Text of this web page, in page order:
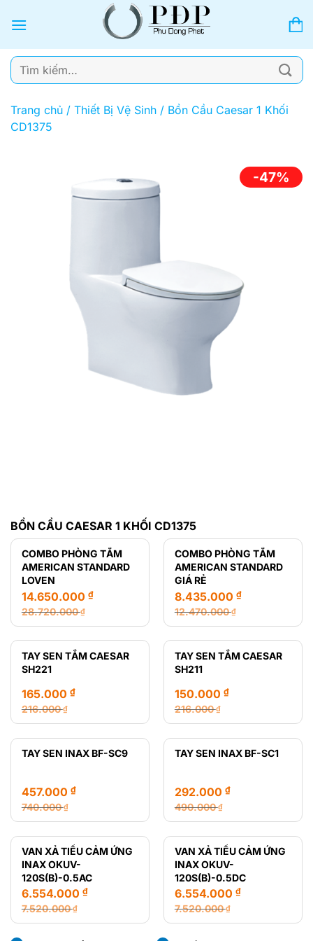
qua
dung
Tìm
kiếm:
Trang chủ / Thiết Bị Vệ Sinh / Bồn Cầu Caesar 1 Khối
CD1375
-47%
BỒN CẦU CAESAR 1 KHỐI CD1375
COMBO PHÒNG TẮM
AMERICAN STANDARD
LOVEN
28.720.000₫
Giá
gốc
là:
28.720.000 ₫.
14.650.000 ₫
Giá
hiện
tại
là:
COMBO PHÒNG TẮM
AMERICAN STANDARD
GIÁ RẺ
12.470.000₫
Giá
gốc
là:
12.470.000 ₫.
8.435.000 ₫
Giá
hiện
tại
là:
TAY SEN TẮM CAESAR
SH221
216.000₫
Giá
gốc
là:
165.000 ₫
Giá
hiện
tại
TAY SEN TẮM CAESAR
SH211
216.000₫
Giá
gốc
là:
150.000 ₫
Giá
hiện
tại
TAY SEN INAX BF-SC9
740.000₫
Giá
gốc
là:
740.000 ₫.
457.000 ₫
Giá
hiện
tại
là:
457.000 ₫.
TAY SEN INAX BF-SC1
490.000₫
Giá
gốc
là:
490.000 ₫.
292.000 ₫
Giá
hiện
tại
là:
292.000 ₫.
VAN XẢ TIỂU CẢM ỨNG
INAX OKUV-
120S(B)-0.5AC
7.520.000₫
Giá
gốc
6.554.000 ₫
Giá
hiện
VAN XẢ TIỂU CẢM ỨNG
INAX OKUV-
120S(B)-0.5DC
7.520.000₫
Giá
6.554.000 ₫
Giá